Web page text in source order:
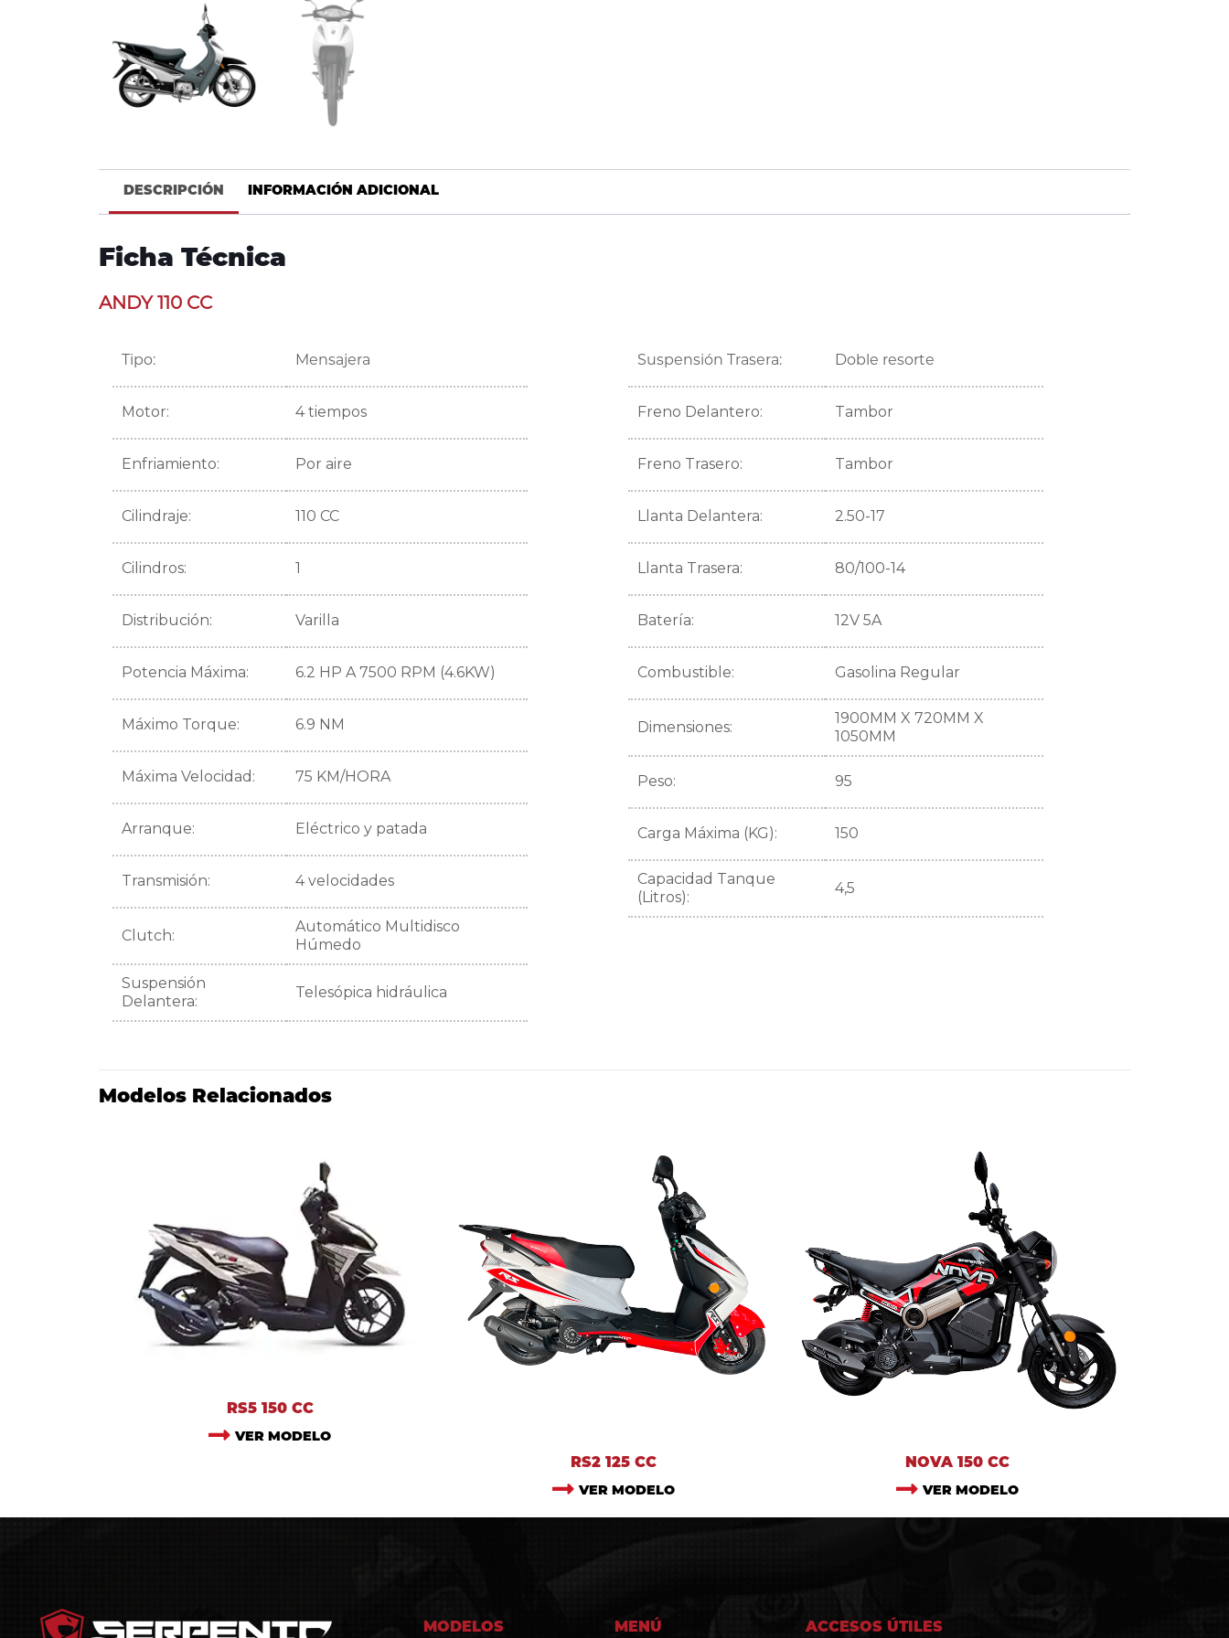
DESCRIPCIÓN INFORMACIÓN ADICIONAL
Ficha Técnica
ANDY 110 CC
Tipo: Mensajera
Motor: 4 tiempos
Enfriamiento: Por aire
Cilindraje: 110 CC
Cilindros: 1
Distribución: Varilla
Potencia Máxima: 6.2 HP A 7500 RPM (4.6KW)
Máximo Torque: 6.9 NM
Máxima Velocidad: 75 KM/HORA
Arranque: Eléctrico y patada
Transmisión: 4 velocidades
Clutch:
Automático Multidisco
Húmedo
Suspensión
Delantera:
Telesópica hidráulica
Suspensión Trasera: Doble resorte
Freno Delantero: Tambor
Freno Trasero: Tambor
Llanta Delantera: 2.50-17
Llanta Trasera: 80/100-14
Batería: 12V 5A
Combustible: Gasolina Regular
Dimensiones:
1900MM X 720MM X
1050MM
Peso: 95
Carga Máxima (KG): 150
Capacidad Tanque
(Litros):
4,5
Modelos Relacionados
RS5 150 CC
VER MODELO
RS2 125 CC
VER MODELO
NOVA 150 CC
VER MODELO
MODELOS MENÚ ACCESOS ÚTILES